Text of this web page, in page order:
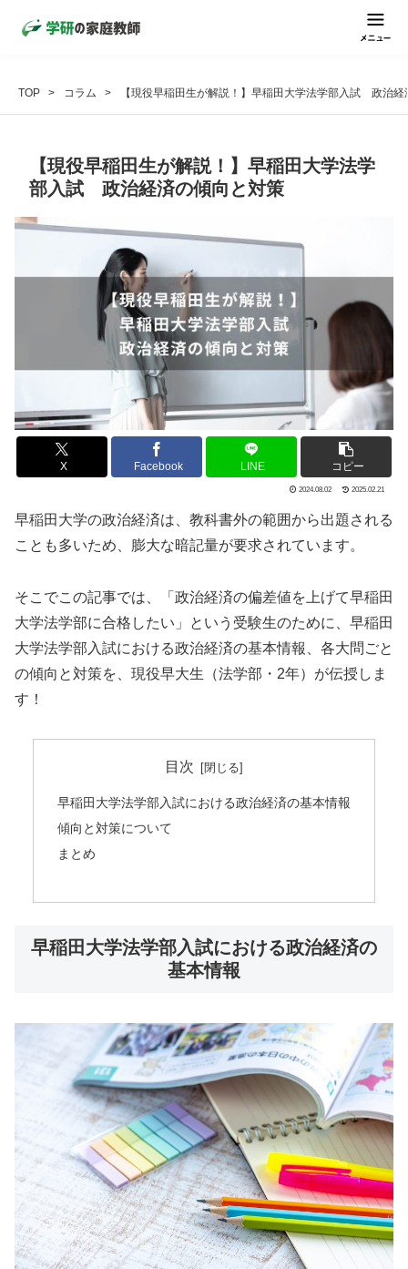
TOP コラム 【現役早稲田生が解説！】早稲田大学法学部入試 政治経
【現役早稲田生が解説！】早稲田大学法学
部入試 政治経済の傾向と対策
X Facebook LINE コピー
2024.08.02 2025.02.21
早稲田大学の政治経済は、教科書外の範囲から出題される
ことも多いため、膨大な暗記量が要求されています。
そこでこの記事では、「政治経済の偏差値を上げて早稲田
大学法学部に合格したい」という受験生のために、早稲田
大学法学部入試における政治経済の基本情報、各大問ごと
の傾向と対策を、現役早大生（法学部・2年）が伝授しま
す！
目次
早稲田大学法学部入試における政治経済の基本情報
傾向と対策について
まとめ
早稲田大学法学部入試における政治経済の
基本情報